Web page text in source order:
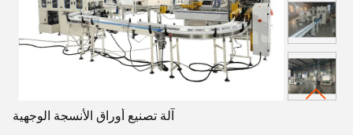
آلة تصنيع أوراق الأنسجة الوجهية